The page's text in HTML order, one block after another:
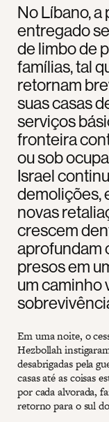
No Líbano, a
entregado
de limbo de
famílias, tal
retornam
suas casas
serviços
fronteira
ou sob
Israel
demolições,
novas
crescem
aprofundam
presos em
um caminho
Em uma noite, o
Hezbollah
desabrigadas pela
casas até as coisas
por cada alvorada,
retorno para o sul